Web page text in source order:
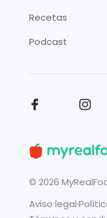
Recetas
Podcast
© 2026
Aviso legal·